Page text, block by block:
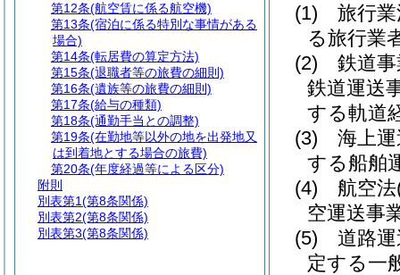
(1)
旅行
る旅行業
(2)
鉄道
鉄道運送
する軌道
(3)
海上
する船舶
(4)
航空法
空運送事
(5)
道路
定する一
第12条(航空賃に係る航空機)
第13条(宿泊に係る特別な事情がある
場合)
第14条(転居費の算定方法)
第15条(退職者等の旅費の細則)
第16条(遺族等の旅費の細則)
第17条(給与の種類)
第18条(通勤手当との調整)
第19条(在勤地等以外の地を出発地又
は到着地とする場合の旅費)
第20条(年度経過等による区分)
附則
別表第1(第8条関係)
別表第2(第8条関係)
別表第3(第8条関係)